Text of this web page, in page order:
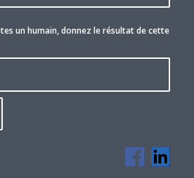
un humain, donnez le résultat de cette